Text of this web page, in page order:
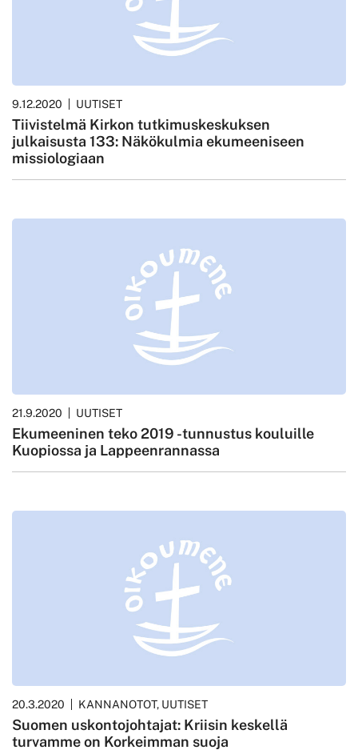
9.12.2020 UUTISET
Tiivistelmä Kirkon tutkimuskeskuksen
julkaisusta 133: Näkökulmia ekumeeniseen
missiologiaan
21.9.2020 UUTISET
Ekumeeninen teko 2019 -tunnustus kouluille
Kuopiossa ja Lappeenrannassa
20.3.2020 KANNANOTOT, UUTISET
Suomen uskontojohtajat: Kriisin keskellä
turvamme on Korkeimman suoja